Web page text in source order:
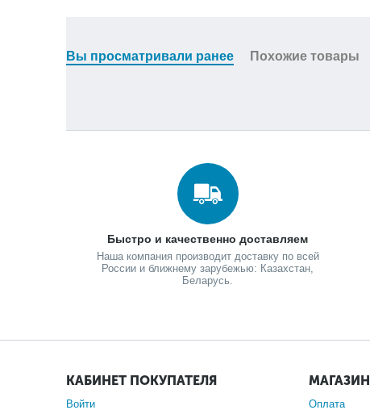
Вы просматривали ранее Похожие товары
Быстро и качественно доставляем
Наша компания производит доставку по всей
России и ближнему зарубежью: Казахстан,
Беларусь.
КАБИНЕТ ПОКУПАТЕЛЯ
Войти
МАГАЗИН
Оплата